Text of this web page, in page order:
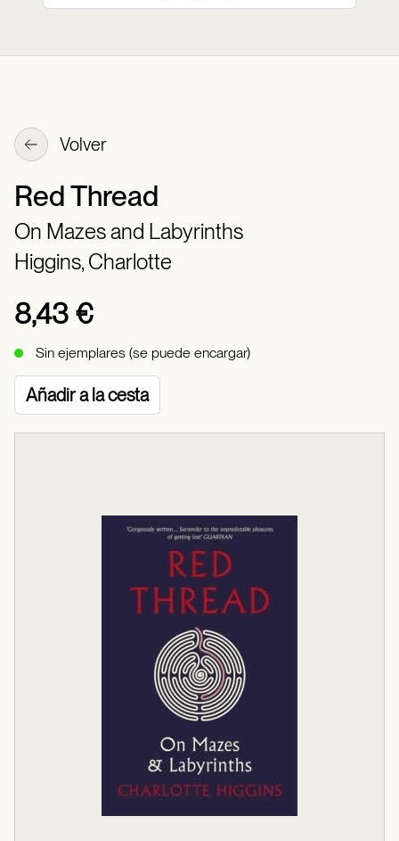
Volver
Red Thread
On Mazes and Labyrinths
Higgins, Charlotte
8,43 €
Sin ejemplares (se puede encargar)
Añadir a la cesta